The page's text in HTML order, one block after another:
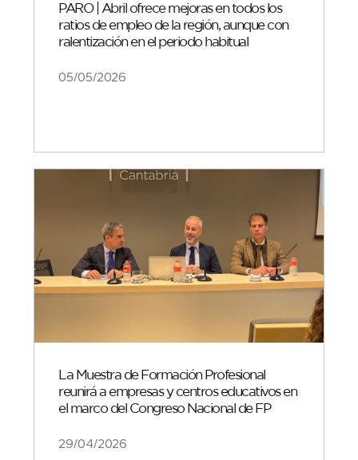
PARO | Abril ofrece mejoras en todos los
ratios de empleo de la región, aunque con
ralentización en el periodo habitual
05/05/2026
La Muestra de Formación Profesional
reunirá a empresas y centros educativos en
el marco del Congreso Nacional de FP
29/04/2026